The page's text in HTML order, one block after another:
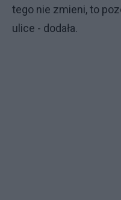
tego nie zmieni, to
ulice - dodała.